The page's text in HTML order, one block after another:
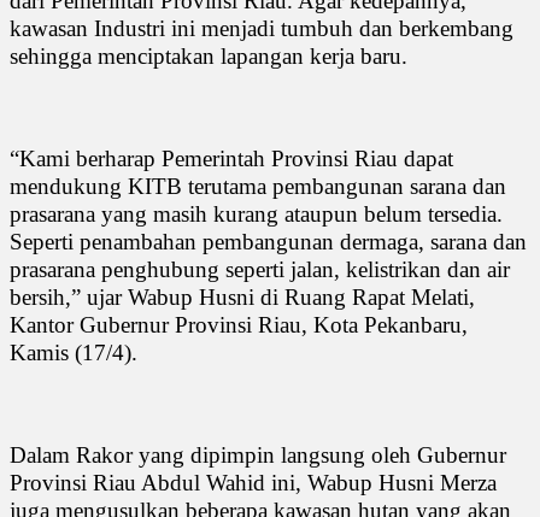
kawasan Industri ini menjadi tumbuh dan berkembang
sehingga menciptakan lapangan kerja baru.
“Kami berharap Pemerintah Provinsi Riau dapat
mendukung KITB terutama pembangunan sarana dan
prasarana yang masih kurang ataupun belum tersedia.
Seperti penambahan pembangunan dermaga, sarana dan
prasarana penghubung seperti jalan, kelistrikan dan air
bersih,” ujar Wabup Husni di Ruang Rapat Melati,
Kantor Gubernur Provinsi Riau, Kota Pekanbaru,
Kamis (17/4).
Dalam Rakor yang dipimpin langsung oleh Gubernur
Provinsi Riau Abdul Wahid ini, Wabup Husni Merza
juga mengusulkan beberapa kawasan hutan yang akan